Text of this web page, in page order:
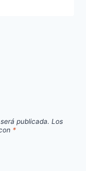
publicada. Los
*